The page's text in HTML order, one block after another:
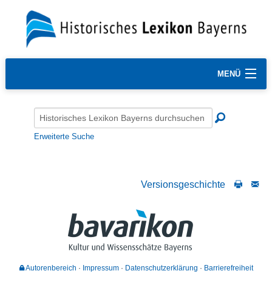
MENÜ
Erweiterte Suche
Versionsgeschichte
Autorenbereich Impressum Datenschutzerklärung Barrierefreiheit